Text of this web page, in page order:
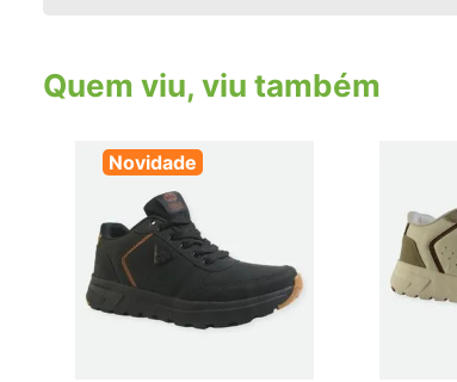
Quem viu, viu também
Novidade